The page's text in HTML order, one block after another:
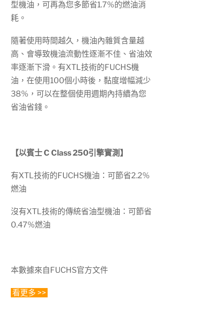
型機油，可再為您多節省1.7%的燃油消
耗。
隨著使用時間越久，機油內雜質含量越
高、會導致機油流動性逐漸不佳、省油效
率逐漸下滑。有XTL技術的FUCHS機
油，在使用100個小時後，黏度增幅減少
38%，可以在整個使用週期內持續為您
省油省錢。
【以賓士 C Class 250引擎實測】
有XTL技術的FUCHS機油：可節省2.2%
燃油
沒有XTL技術的傳統省油型機油：可節省
0.47%燃油
本數據來自FUCHS官方文件
看更多 >>